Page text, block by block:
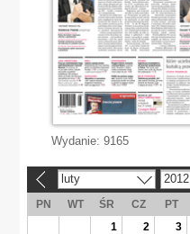
Wydanie: 9165
luty 2012
PN WT ŚR CZ PT
1
2 3